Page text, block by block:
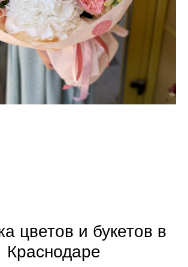
цветов и букетов в
Краснодаре